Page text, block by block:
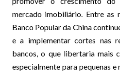
mercado imobiliário. Entre as
Banco Popular da China
e a implementar cortes nas
bancos, o que libertaria mais
especialmente para pequenas e